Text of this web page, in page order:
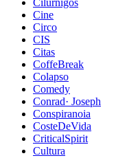
Cilurnigos
Cine
Circo
CIS
Citas
CoffeBreak
Colapso
Comedy
Conrad· Joseph
Conspiranoia
CosteDeVida
CriticalSpirit
Cultura